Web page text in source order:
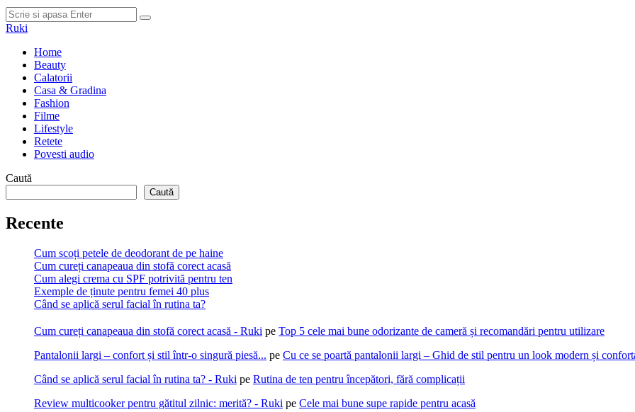
Cauta
dupa:
Cauta
Ruki
Home
Beauty
Calatorii
Casa & Gradina
Fashion
Filme
Lifestyle
Retete
Povesti audio
Caută
Caută
Recente
Cum scoți petele de deodorant de pe haine
Cum cureți canapeaua din stofă corect acasă
Cum alegi crema cu SPF potrivită pentru ten
Exemple de ținute pentru femei 40 plus
Când se aplică serul facial în rutina ta?
Cum cureți canapeaua din stofă corect acasă - Ruki pe Top 5 cele mai bune odorizante de cameră și recomandări pentru utilizare
Pantalonii largi – confort și stil într-o singură piesă... pe Cu ce se poartă pantalonii largi – Ghid de stil pentru un look modern și
Când se aplică serul facial în rutina ta? - Ruki pe Rutina de ten pentru începători, fără complicații
Review multicooker pentru gătitul zilnic: merită? - Ruki pe Cele mai bune supe rapide pentru acasă